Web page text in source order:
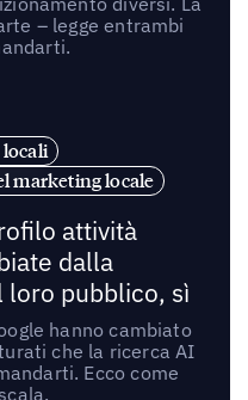
– legge entrambi
marketing locale
attività
dalla
loro pubblico, sì
hanno cambiato
che la ricerca AI
Ecco come